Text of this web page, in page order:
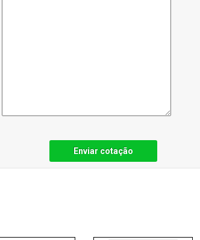
Enviar cotação